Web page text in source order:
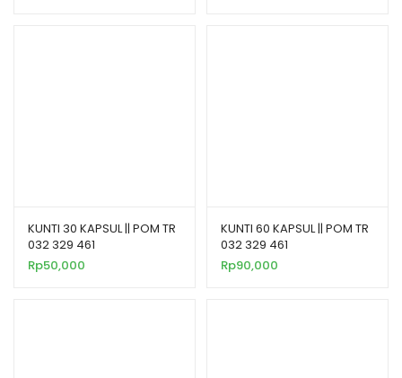
KUNTI 30 KAPSUL || POM TR
032 329 461
Rp50,000
KUNTI 60 KAPSUL || POM TR
032 329 461
Rp90,000